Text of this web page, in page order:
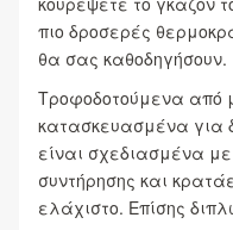
πιο δροσερές
θα σας καθοδηγήσουν.
Τροφοδοτούμενα από
κατασκευασμένα για
είναι σχεδιασμένα
συντήρησης και
ελάχιστο. Επίσης